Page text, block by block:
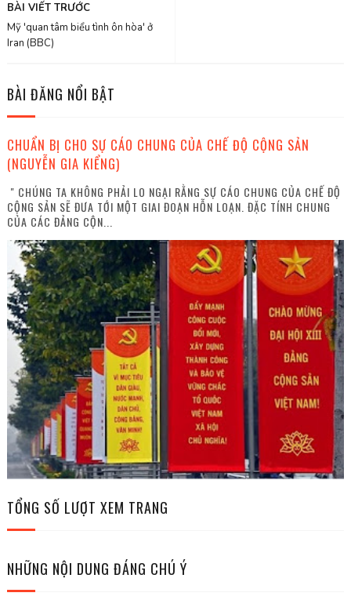
BÀI VIẾT TRƯỚC
Mỹ 'quan tâm biểu tình ôn hòa' ở
Iran (BBC)
BÀI ĐĂNG NỔI BẬT
CHUẨN BỊ CHO SỰ CÁO CHUNG CỦA CHẾ ĐỘ CỘNG SẢN
(NGUYỄN GIA KIỂNG)
" CHÚNG TA KHÔNG PHẢI LO NGẠI RẰNG SỰ CÁO CHUNG CỦA CHẾ ĐỘ
CỘNG SẢN SẼ ĐƯA TỚI MỘT GIAI ĐOẠN HỖN LOẠN. ĐẶC TÍNH CHUNG
CỦA CÁC ĐẢNG CỘN...
TỔNG SỐ LƯỢT XEM TRANG
NHỮNG NỘI DUNG ĐÁNG CHÚ Ý